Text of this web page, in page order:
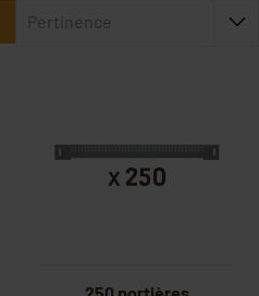
Pertinence